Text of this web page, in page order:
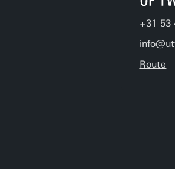
+31 53
Route